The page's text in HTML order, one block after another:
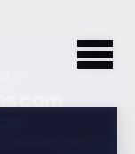
×
com
jurídico e muito